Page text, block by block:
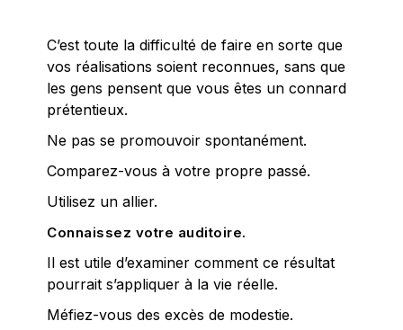
C’est toute la difficulté de faire en sorte que
vos réalisations soient reconnues, sans que
les gens pensent que vous êtes un connard
prétentieux.
Ne pas se promouvoir spontanément.
Comparez-vous à votre propre passé.
Utilisez un allier.
Connaissez votre auditoire.
Il est utile d’examiner comment ce résultat
pourrait s’appliquer à la vie réelle.
Méfiez-vous des excès de modestie.